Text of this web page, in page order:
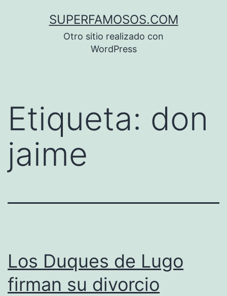
SUPERFAMOSOS.COM
Otro sitio realizado con
WordPress
Etiqueta: don
jaime
Los Duques de Lugo
firman su divorcio